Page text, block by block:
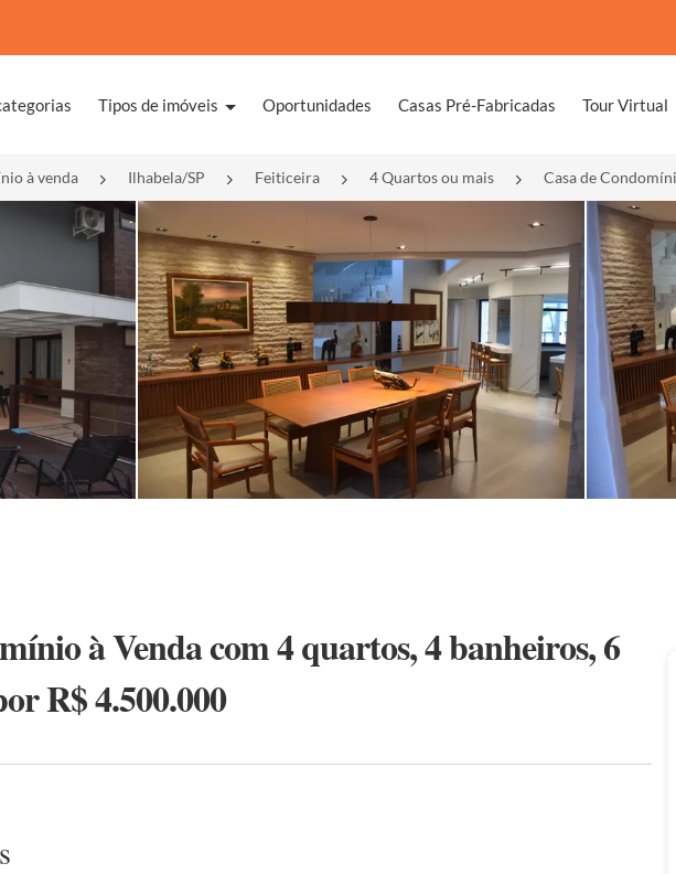
Tipos de imóveis Oportunidades Casas Pré-Fabricadas Tour Virtual
à venda Ilhabela/SP Feiticeira 4 Quartos ou mais Casa de
à Venda com 4 quartos, 4 banheiros, 6
R$ 4.500.000